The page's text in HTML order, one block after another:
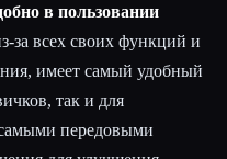
в пользовании
за всех своих функций и
имеет самый удобный
так и для
передовыми